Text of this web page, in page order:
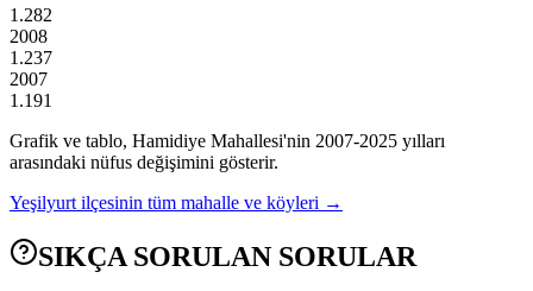
1.282
2008
1.237
2007
1.191
Grafik ve tablo, Hamidiye Mahallesi'nin 2007-2025 yılları
arasındaki nüfus değişimini gösterir.
Yeşilyurt ilçesinin tüm mahalle ve köyleri →
SIKÇA SORULAN SORULAR